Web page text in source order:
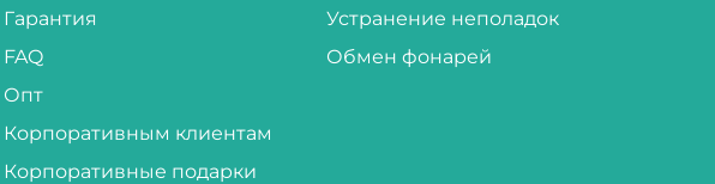
Гарантия
FAQ
Опт
Корпоративным клиентам
Корпоративные подарки
Устранение неполадок
Обмен фонарей